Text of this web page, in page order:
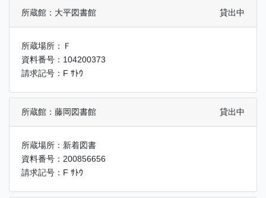
所蔵館：大平図書館 貸出中
所蔵場所：Ｆ
資料番号：104200373
請求記号：F ｻﾄｳ
所蔵館：藤岡図書館 貸出中
所蔵場所：新着図書
資料番号：200856656
請求記号：F ｻﾄｳ